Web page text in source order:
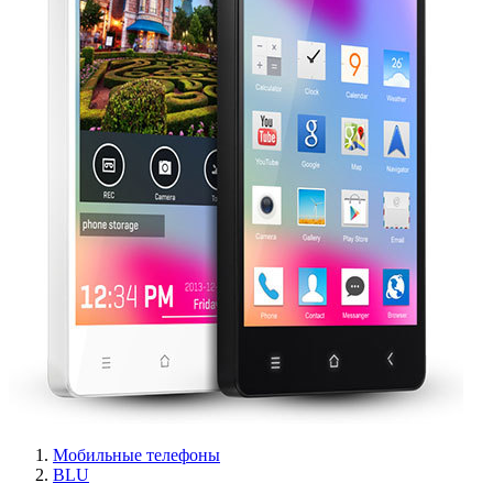
Мобильные телефоны
BLU